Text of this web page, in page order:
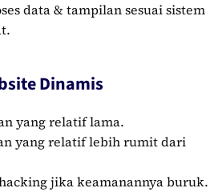
data & tampilan sesuai sistem
Dinamis
yang relatif lama.
yang relatif lebih rumit dari
jika keamanannya buruk.